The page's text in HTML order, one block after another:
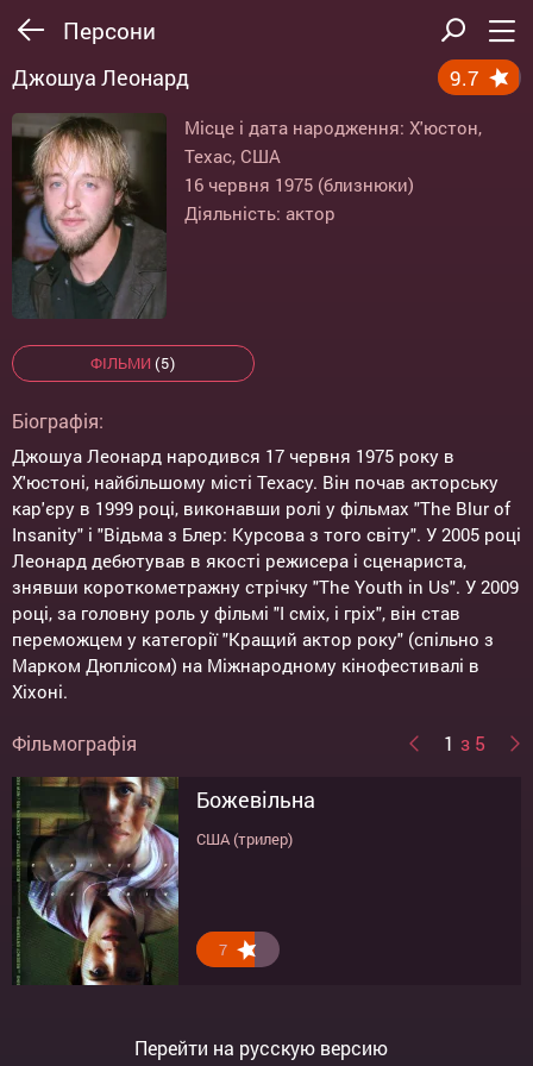
Персони
Джошуа Леонард 9.7
Місце і дата народження: Х'юстон,
Техас, США
16 червня 1975 (близнюки)
Діяльність: актор
ФІЛЬМИ (5)
Біографія:
Джошуа Леонард народився 17 червня 1975 року в
Х'юстоні, найбільшому місті Техасу. Він почав акторську
кар'єру в 1999 році, виконавши ролі у фільмах "The Blur of
Insanity" і "Відьма з Блер: Курсова з того світу". У 2005 році
Леонард дебютував в якості режисера і сценариста,
знявши короткометражну стрічку "The Youth in Us". У 2009
році, за головну роль у фільмі "І сміх, і гріх", він став
переможцем у категорії "Кращий актор року" (спільно з
Марком Дюплісом) на Міжнародному кінофестивалі в
Хіхоні.
Фільмографія 1 з 5
Божевільна
США (трилер)
7
Якщо я залишусь
США (драма)
7.3
Очікування кохання
Польша (драма, комедія)
9.3
Відьма з Блер: Курсова з того
7.3
Дом страха
США (трилер)
8
Перейти на русскую версию